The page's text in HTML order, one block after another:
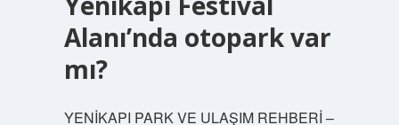
Alanı’nda otopark var
mı?
YENİKAPI PARK VE ULAŞIM REHBERİ –